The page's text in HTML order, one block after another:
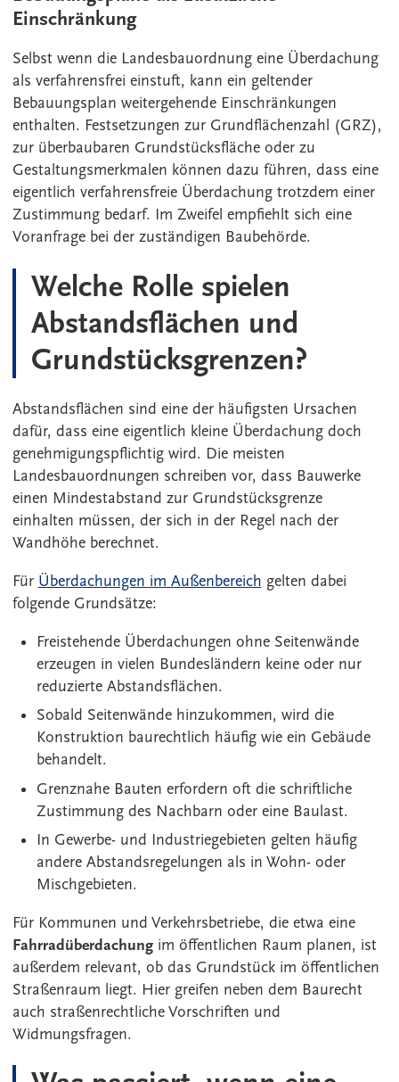
Einschränkung
Selbst wenn die Landesbauordnung eine Überdachung
als verfahrensfrei einstuft, kann ein geltender
Bebauungsplan weitergehende Einschränkungen
enthalten. Festsetzungen zur Grundflächenzahl (GRZ),
zur überbaubaren Grundstücksfläche oder zu
Gestaltungsmerkmalen können dazu führen, dass eine
eigentlich verfahrensfreie Überdachung trotzdem einer
Zustimmung bedarf. Im Zweifel empfiehlt sich eine
Voranfrage bei der zuständigen Baubehörde.
Welche Rolle spielen
Abstandsflächen und
Grundstücksgrenzen?
Abstandsflächen sind eine der häufigsten Ursachen
dafür, dass eine eigentlich kleine Überdachung doch
genehmigungspflichtig wird. Die meisten
Landesbauordnungen schreiben vor, dass Bauwerke
einen Mindestabstand zur Grundstücksgrenze
einhalten müssen, der sich in der Regel nach der
Wandhöhe berechnet.
Für Überdachungen im Außenbereich gelten dabei
folgende Grundsätze:
Freistehende Überdachungen ohne Seitenwände
erzeugen in vielen Bundesländern keine oder nur
reduzierte Abstandsflächen.
Sobald Seitenwände hinzukommen, wird die
Konstruktion baurechtlich häufig wie ein Gebäude
behandelt.
Grenznahe Bauten erfordern oft die schriftliche
Zustimmung des Nachbarn oder eine Baulast.
In Gewerbe- und Industriegebieten gelten häufig
andere Abstandsregelungen als in Wohn- oder
Mischgebieten.
Für Kommunen und Verkehrsbetriebe, die etwa eine
Fahrradüberdachungim öffentlichen Raum planen, ist
außerdem relevant, ob das Grundstück im öffentlichen
Straßenraum liegt. Hier greifen neben dem Baurecht
auch straßenrechtliche Vorschriften und
Widmungsfragen.